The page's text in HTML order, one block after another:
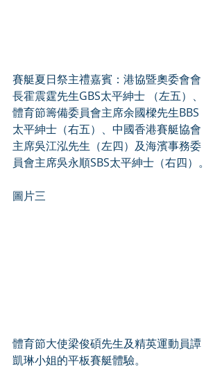
賽艇夏日祭主禮嘉賓：港協暨奧委會會
長霍震霆先生GBS太平紳士 （左五）、
體育節籌備委員會主席余國樑先生BBS
太平紳士（右五）、中國香港賽艇協會
主席吳江泓先生（左四）及海濱事務委
員會主席吳永順SBS太平紳士（右四）。
圖片三
體育節大使梁俊碩先生及精英運動員譚
凱琳小姐的平板賽艇體驗。